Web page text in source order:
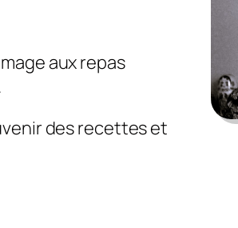
aux repas
des recettes et